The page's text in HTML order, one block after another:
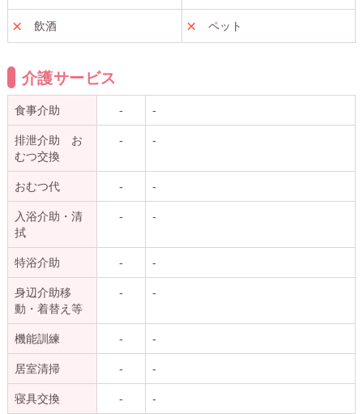
飲酒 ペット
介護サービス
食事介助 - -
排泄介助 お
むつ交換
- -
おむつ代 - -
入浴介助・清
拭
- -
特浴介助 - -
身辺介助移
動・着替え等
- -
機能訓練 - -
居室清掃 - -
寝具交換 - -